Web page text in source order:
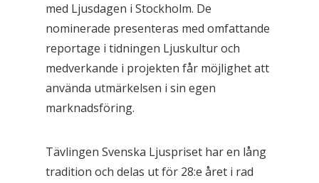
med Ljusdagen i Stockholm. De
nominerade presenteras med omfattande
reportage i tidningen Ljuskultur och
medverkande i projekten får möjlighet att
använda utmärkelsen i sin egen
marknadsföring.
Tävlingen Svenska Ljuspriset har en lång
tradition och delas ut för 28:e året i rad